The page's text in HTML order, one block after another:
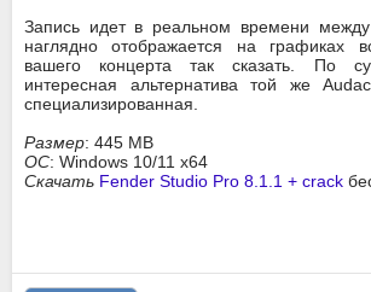
Запись идет в реальном времени
наглядно отображается на графиках
вашего концерта так сказать. По
интересная альтернатива той же
специализированная.
Размер: 445 MB
ОС: Windows 10/11 x64
Скачать Fender Studio Pro 8.1.1 + crack